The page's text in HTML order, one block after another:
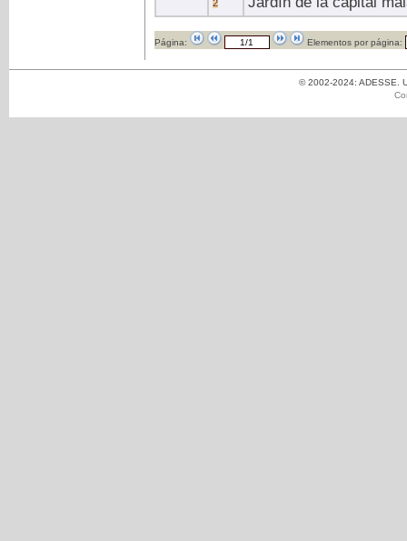
2
Página: Elementos por página:
© 2002-2024: ADESSE.